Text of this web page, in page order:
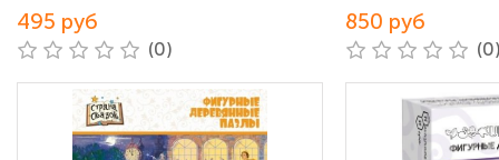
495 руб
(0)
850 руб